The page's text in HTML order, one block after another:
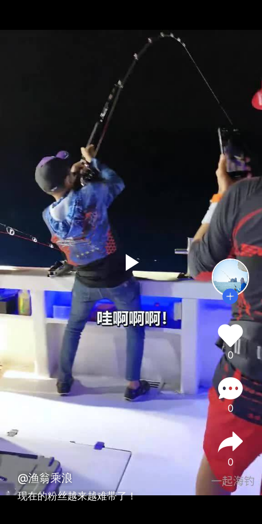
0
0
0
@渔翁乘浪
现在的粉丝越来越难带了！